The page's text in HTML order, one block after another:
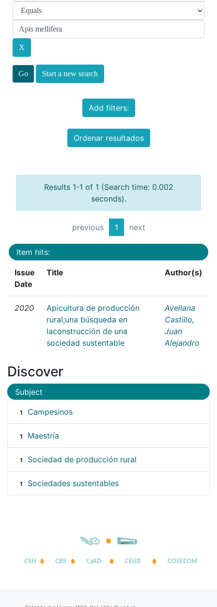
Start a new search
Add filters:
Ordenar resultados
Results 1-1 of 1 (Search time: 0.002
seconds).
previous 1 next
Item hits:
Issue
Date
Title Author(s)
2020
Apicultura de producción
rural;una búsqueda en
laconstrucción de una
sociedad sustentable
Avellana
Castillo,
Juan
Alejandro
Discover
Subject
1 Campesinos
1 Maestría
1 Sociedad de producción rural
1 Sociedades sustentables
CSH CBS CyAD CEUX COSECOM